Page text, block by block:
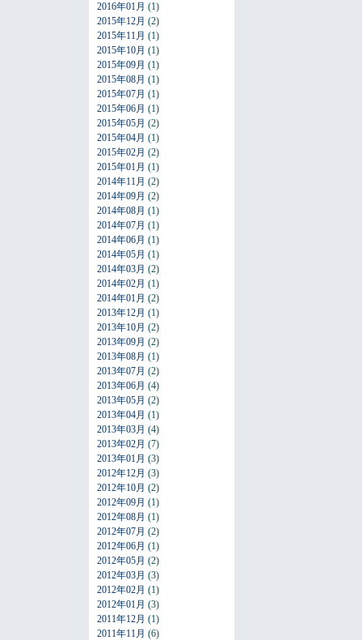
2016年01月 (1)
2015年12月 (2)
2015年11月 (1)
2015年10月 (1)
2015年09月 (1)
2015年08月 (1)
2015年07月 (1)
2015年06月 (1)
2015年05月 (2)
2015年04月 (1)
2015年02月 (2)
2015年01月 (1)
2014年11月 (2)
2014年09月 (2)
2014年08月 (1)
2014年07月 (1)
2014年06月 (1)
2014年05月 (1)
2014年03月 (2)
2014年02月 (1)
2014年01月 (2)
2013年12月 (1)
2013年10月 (2)
2013年09月 (2)
2013年08月 (1)
2013年07月 (2)
2013年06月 (4)
2013年05月 (2)
2013年04月 (1)
2013年03月 (4)
2013年02月 (7)
2013年01月 (3)
2012年12月 (3)
2012年10月 (2)
2012年09月 (1)
2012年08月 (1)
2012年07月 (2)
2012年06月 (1)
2012年05月 (2)
2012年03月 (3)
2012年02月 (1)
2012年01月 (3)
2011年12月 (1)
2011年11月 (6)